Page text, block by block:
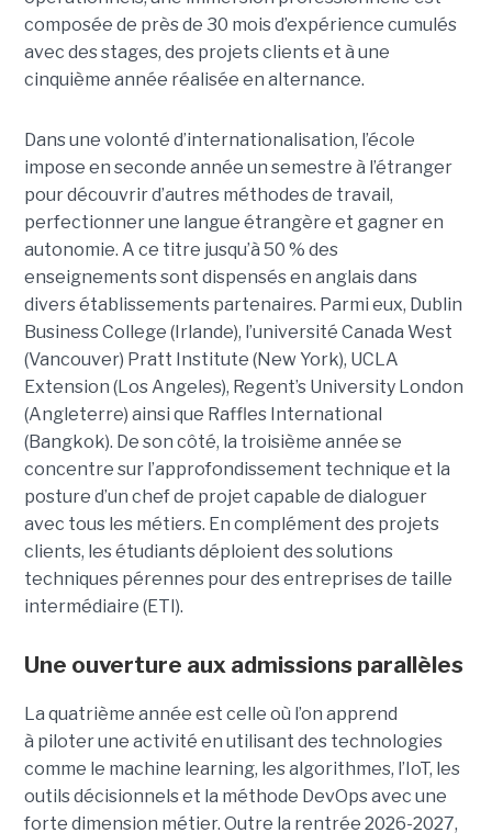
composée de près de 30 mois d’expérience cumulés
avec des stages, des projets clients et à une
cinquième année réalisée en alternance.
Dans une volonté d’internationalisation, l’école
impose en seconde année un semestre à l’étranger
pour découvrir d’autres méthodes de travail,
perfectionner une langue étrangère et gagner en
autonomie. A ce titre jusqu’à 50 % des
enseignements sont dispensés en anglais dans
divers établissements partenaires. Parmi eux, Dublin
Business College (Irlande), l’université Canada West
(Vancouver) Pratt Institute (New York), UCLA
Extension (Los Angeles), Regent’s University London
(Angleterre) ainsi que Raffles International
(Bangkok). De son côté, la troisième année se
concentre sur l’approfondissement technique et la
posture d’un chef de projet capable de dialoguer
avec tous les métiers. En complément des projets
clients, les étudiants déploient des solutions
techniques pérennes pour des entreprises de taille
intermédiaire (ETI).
Une ouverture aux admissions parallèles
La quatrième année est celle où l’on apprend
à piloter une activité en utilisant des technologies
comme le machine learning, les algorithmes, l’IoT, les
outils décisionnels et la méthode DevOps avec une
forte dimension métier. Outre la rentrée 2026-2027,